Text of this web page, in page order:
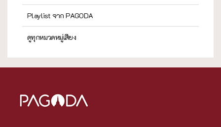
Playlist จาก PAGODA
ดูทุกหมวดหมู่เสียง